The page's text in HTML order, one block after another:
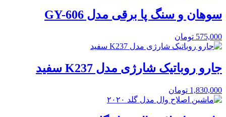
سوهان و سنگ پا برقی مدل GY-606
575,000 تومان
جارو روباتیک شارژی مدل K237 سفید
1,830,000 تومان